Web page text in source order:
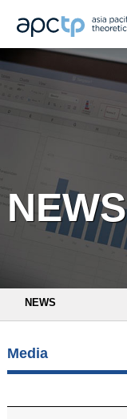
NEWS
NEWS
Media